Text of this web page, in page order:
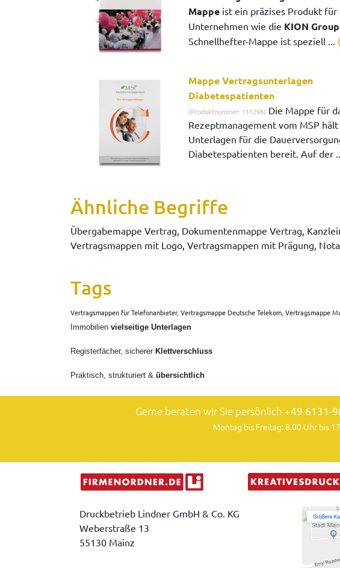
Mappeist ein präzises Produkt für
Unternehmen wie die KION Group
Schnellhefter-Mappe ist speziell ...
Mappe Vertragsunterlagen
Diabetespatienten
(Produktnummer: 111298) Die Mappe für
Rezeptmanagement vom MSP hält
Unterlagen für die
Diabetespatienten bereit. Auf der
Ähnliche Begriffe
Übergabemappe Vertrag, Dokumentenmappe Vertrag,
Vertragsmappen mit Logo, Vertragsmappen mit Prägung,
Tags
Vertragsmappen für Telefonanbieter, Vertragsmappe Deutsche Telekom, Vertragsmappe
Immobilien vielseitige Unterlagen
Registerfächer, sicherer Klettverschluss
Praktisch, strukturiert & übersichtlich
Gerne beraten wir Sie persönlich +49 6131-
Montag bis Freitag: 8.00 Uhr bis
Druckbetrieb Lindner GmbH & Co. KG
Weberstraße 13
55130 Mainz